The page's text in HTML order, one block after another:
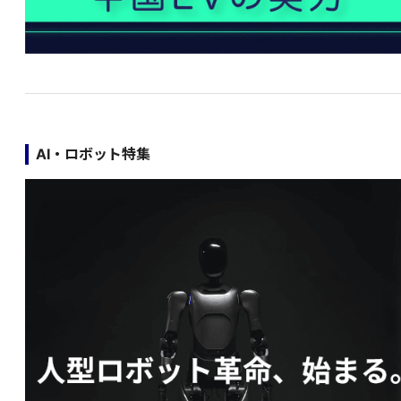
AI・ロボット特集